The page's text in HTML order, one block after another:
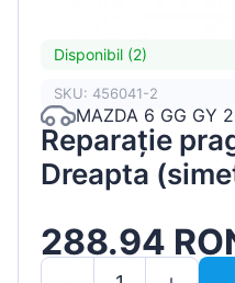
Disponibil (2)
SKU: 456041-2
MAZDA 6 GG GY
Reparație
Dreapta
288.94